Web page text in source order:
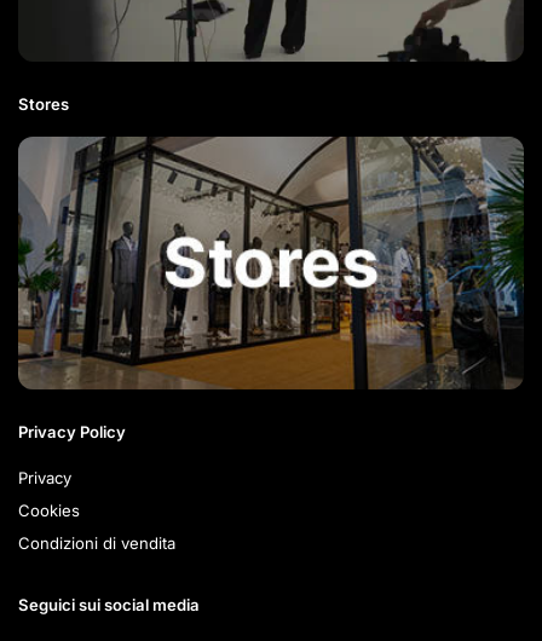
Stores
Privacy Policy
Privacy
Cookies
Condizioni di vendita
Seguici sui social media